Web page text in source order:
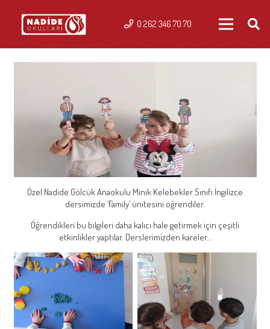
0 262 346 70 70
Özel Nadide Gölcük Anaokulu Minik Kelebekler Sınıfı İngilizce
dersimizde ‘Family’ ünitesini öğrendiler.
Öğrendikleri bu bilgileri daha kalıcı hale getirmek için çeşitli
etkinlikler yaptılar. Derslerimizden kareler…